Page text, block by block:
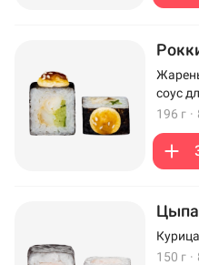
соус
196 г ·
Цыпа
150 г ·